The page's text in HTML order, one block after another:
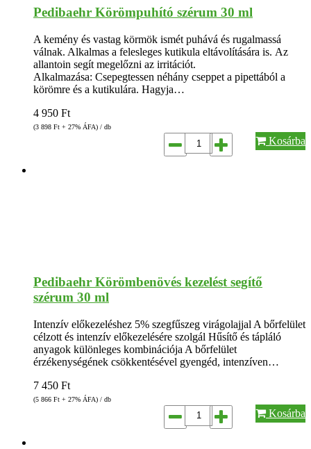
Pedibaehr Körömpuhító szérum 30 ml
A kemény és vastag körmök ismét puhává és rugalmassá
válnak. Alkalmas a felesleges kutikula eltávolítására is. Az
allantoin segít megelőzni az irritációt.
Alkalmazása: Csepegtessen néhány cseppet a pipettából a
körömre és a kutikulára. Hagyja…
4 950 Ft
(3 898 Ft + 27% ÁFA) / db
Kosárba
Pedibaehr Körömbenövés kezelést segítő
szérum 30 ml
Intenzív előkezeléshez 5% szegfűszeg virágolajjal A bőrfelület
célzott és intenzív előkezelésére szolgál Hűsítő és tápláló
anyagok különleges kombinációja A bőrfelület
érzékenységének csökkentésével gyengéd, intenzíven…
7 450 Ft
(5 866 Ft + 27% ÁFA) / db
Kosárba